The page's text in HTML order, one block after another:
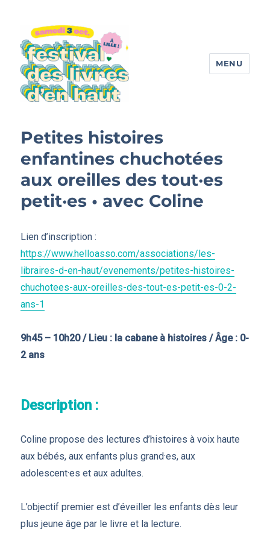
MENU
Petites histoires
enfantines chuchotées
aux oreilles des tout·es
petit·es • avec Coline
Lien d’inscription :
https://www.helloasso.com/associations/les-
libraires-d-en-haut/evenements/petites-histoires-
chuchotees-aux-oreilles-des-tout-es-petit-es-0-2-
ans-1
9h45 – 10h20 / Lieu : la cabane à histoires / Âge : 0-
2 ans
Description :
Coline propose des lectures d’histoires à voix haute
aux bébés, aux enfants plus grand·es, aux
adolescent·es et aux adultes.
L’objectif premier est d’éveiller les enfants dès leur
plus jeune âge par le livre et la lecture.